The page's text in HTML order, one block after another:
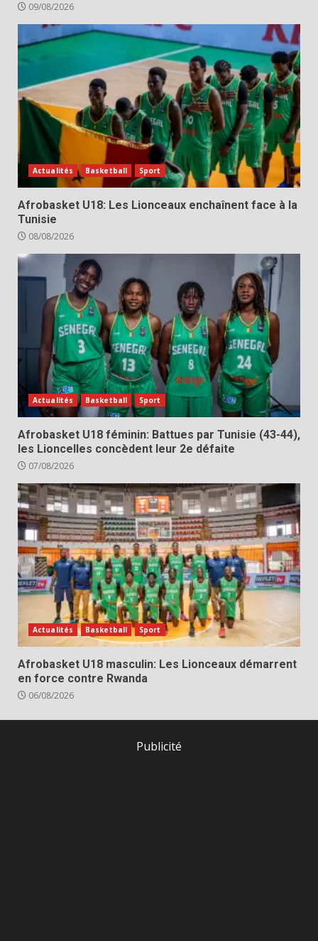
09/08/2026
Actualités Basketball Sport
Afrobasket U18: Les Lionceaux enchaînent face à la
Tunisie
08/08/2026
Actualités Basketball Sport
Afrobasket U18 féminin: Battues par Tunisie (43-44),
les Lioncelles concèdent leur 2e défaite
07/08/2026
Actualités Basketball Sport
Afrobasket U18 masculin: Les Lionceaux démarrent
en force contre Rwanda
06/08/2026
Publicité